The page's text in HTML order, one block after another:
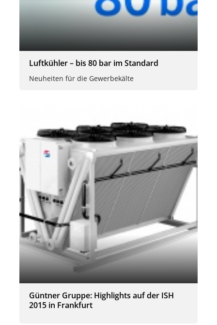
Luftkühler – bis 80 bar im Standard
Neuheiten für die Gewerbekälte
Güntner Gruppe: Highlights auf der ISH
2015 in Frankfurt